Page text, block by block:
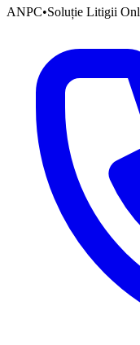
ANPC•Soluție Litigii